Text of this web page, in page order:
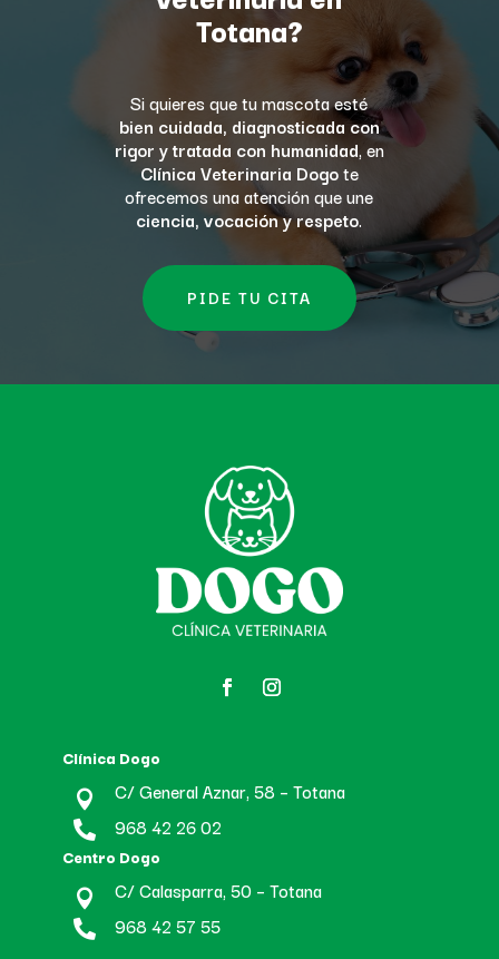
Totana?
Si quieres que tu mascota esté
bien cuidada, diagnosticada con
rigor y tratada con humanidad, en
Clínica Veterinaria Dogote
ofrecemos una atención que une
ciencia, vocación y respeto.
PIDE TU CITA
Clínica Dogo
 C/ General Aznar, 58 – Totana
 968 42 26 02
Centro Dogo
 C/ Calasparra, 50 – Totana
 968 42 57 55